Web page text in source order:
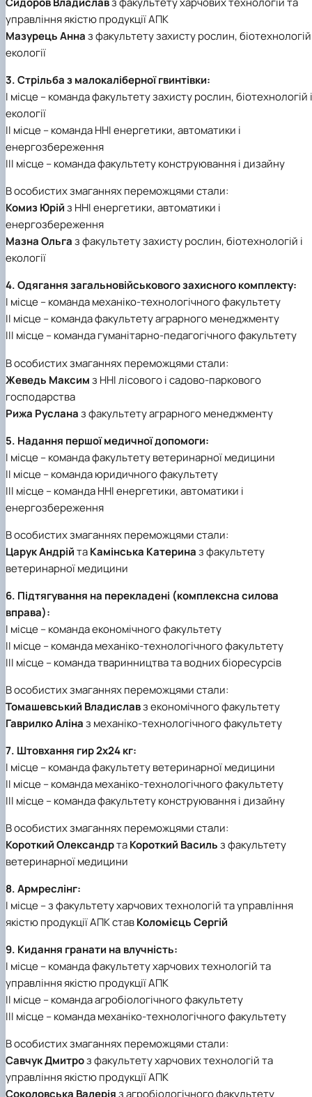
управління якістю продукції АПК
Мазурець Анназ факультету захисту рослин, біотехнологій
екології
3. Стрільба з малокаліберної гвинтівки:
І місце – команда факультету захисту рослин, біотехнологій і
екології
ІІ місце – команда ННІ енергетики, автоматики і
енергозбереження
ІІІ місце – команда факультету конструювання і дизайну
В особистих змаганнях переможцями стали:
Комиз Юрійз ННІ енергетики, автоматики і
енергозбереження
Мазна Ольгаз факультету захисту рослин, біотехнологій і
екології
4. Одягання загальновійськового захисного комплекту:
І місце – команда механіко-технологічного факультету
ІІ місце – команда факультету аграрного менеджменту
ІІІ місце – команда гуманітарно-педагогічного факультету
В особистих змаганнях переможцями стали:
Жеведь Максимз ННІ лісового і садово-паркового
господарства
Рижа Русланаз факультету аграрного менеджменту
5. Надання першої медичної допомоги:
І місце – команда факультету ветеринарної медицини
ІІ місце – команда юридичного факультету
ІІІ місце – команда ННІ енергетики, автоматики і
енергозбереження
В особистих змаганнях переможцями стали:
Царук АндрійтаКамінська Катериназ факультету
ветеринарної медицини
6. Підтягування на перекладені (комплексна силова
вправа):
І місце – команда економічного факультету
ІІ місце – команда механіко-технологічного факультету
ІІІ місце – команда тваринництва та водних біоресурсів
В особистих змаганнях переможцями стали:
Томашевський Владиславз економічного факультету
Гаврилко Аліназ механіко-технологічного факультету
7. Штовхання гир 2х24 кг:
І місце – команда факультету ветеринарної медицини
ІІ місце – команда механіко-технологічного факультету
ІІІ місце – команда факультету конструювання і дизайну
В особистих змаганнях переможцями стали:
Короткий ОлександртаКороткий Васильз факультету
ветеринарної медицини
8. Армреслінг:
І місце – з факультету харчових технологій та управління
якістю продукції АПК ставКоломієць Сергій
9. Кидання гранати на влучність:
І місце – команда факультету харчових технологій та
управління якістю продукції АПК
ІІ місце – команда агробіологічного факультету
ІІІ місце – команда механіко-технологічного факультету
В особистих змаганнях переможцями стали:
Савчук Дмитроз факультету харчових технологій та
управління якістю продукції АПК
Соколовська Валеріяз агробіологічного факультету